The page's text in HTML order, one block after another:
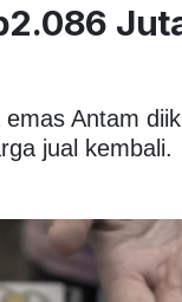
Antam
jual kembali.